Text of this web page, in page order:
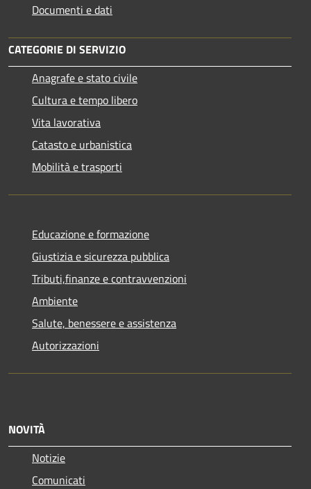
Documenti e dati
CATEGORIE DI SERVIZIO
Anagrafe e stato civile
Cultura e tempo libero
Vita lavorativa
Catasto e urbanistica
Mobilità e trasporti
Educazione e formazione
Giustizia e sicurezza pubblica
Tributi,finanze e contravvenzioni
Ambiente
Salute, benessere e assistenza
Autorizzazioni
NOVITÀ
Notizie
Comunicati